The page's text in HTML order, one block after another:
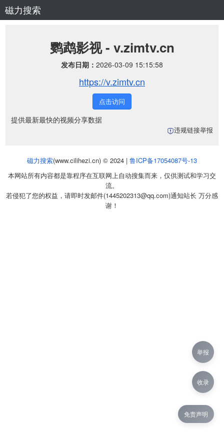
磁力搜索
鹦鹉影视 - v.zimtv.cn
发布日期： 2026-03-09 15:15:58
https://v.zimtv.cn
点击访问
提供最新最快的视频分享数据
违规链接举报
磁力搜索(www.cilihezi.cn) © 2024 | 鲁ICP备17054087号-13
本网站所有内容都是靠程序在互联网上自动搜集而来，仅供测试和学习交
流。
若侵犯了您的权益，请即时发邮件(1445202313@qq.com)通知站长 万分感
谢！
免责声明
举报
收录